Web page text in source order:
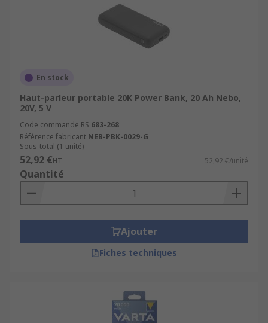
En stock
Haut-parleur portable 20K Power Bank, 20 Ah Nebo,
20V, 5 V
Code commande RS 683-268
Référence fabricant NEB-PBK-0029-G
Sous-total (1 unité)
52,92 €HT 52,92 €/unité
Quantité
Ajouter
Fiches techniques